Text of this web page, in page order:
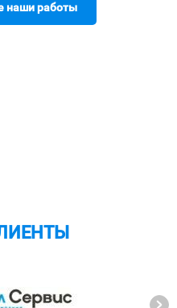
наши работы